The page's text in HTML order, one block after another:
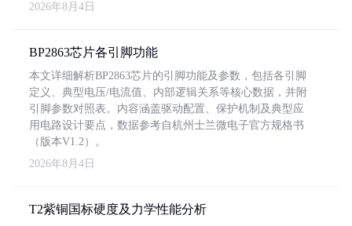
2026年8月4日
BP2863芯片各引脚功能
本文详细解析BP2863芯片的引脚功能及参数，包括各引脚
定义、典型电压/电流值、内部逻辑关系等核心数据，并附
引脚参数对照表。内容涵盖驱动配置、保护机制及典型应
用电路设计要点，数据参考自杭州士兰微电子官方规格书
（版本V1.2）。
2026年8月4日
T2紫铜国标硬度及力学性能分析